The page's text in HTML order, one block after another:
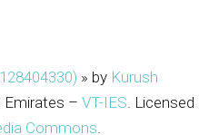
» by Kurush
Emirates – VT-IES. Licensed
Commons.